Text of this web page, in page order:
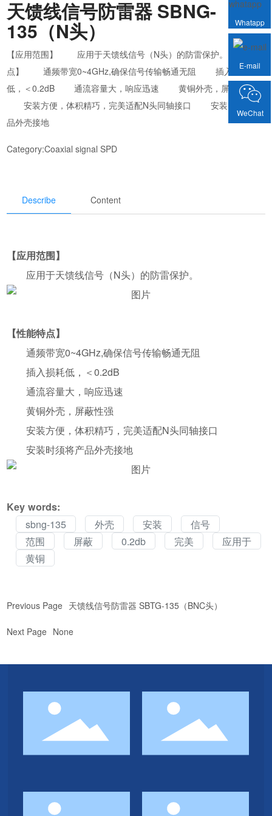
天馈线信号防雷器 SBNG-
135（N头）
【应用范围】 应用于天馈线信号（N头）的防雷保护。 【性能特
点】 通频带宽0~4GHz,确保信号传输畅通无阻 插入损耗
低，＜0.2dB 通流容量大，响应迅速 黄铜外壳，屏蔽性强
安装方便，体积精巧，完美适配N头同轴接口 安装时须将产
品外壳接地
Category:Coaxial signal SPD
Describe Content
【应用范围】
应用于天馈线信号（N头）的防雷保护。
【性能特点】
通频带宽0~4GHz,确保信号传输畅通无阻
插入损耗低，＜0.2dB
通流容量大，响应迅速
黄铜外壳，屏蔽性强
安装方便，体积精巧，完美适配N头同轴接口
安装时须将产品外壳接地
Key words:
sbng-135
外壳 安装
信号
范围
屏蔽 0.2db 完美
应用于
黄铜
Previous Page 天馈线信号防雷器 SBTG-135（BNC头）
Next Page None
Whatapp
E-mail
WeChat